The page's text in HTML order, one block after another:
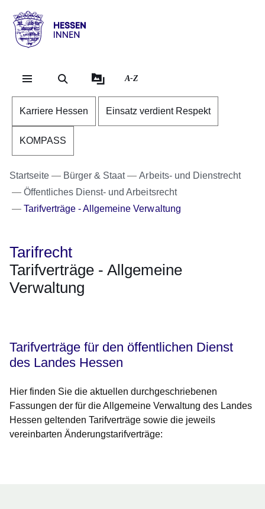
Hessen
Innen
A-Z
Karriere Hessen Einsatz verdient Respekt
KOMPASS
Startseite Bürger & Staat
Arbeits- und Dienstrecht
Öffentliches Dienst- und Arbeitsrecht
Tarifverträge - Allgemeine Verwaltung
Tarifrecht
Tarifverträge - Allgemeine
Verwaltung
Tarifverträge für den öffentlichen Dienst
des Landes Hessen
Hier finden Sie die aktuellen durchgeschriebenen
Fassungen der für die Allgemeine Verwaltung des Landes
Hessen geltenden Tarifverträge sowie die jeweils
vereinbarten Änderungstarifverträge: